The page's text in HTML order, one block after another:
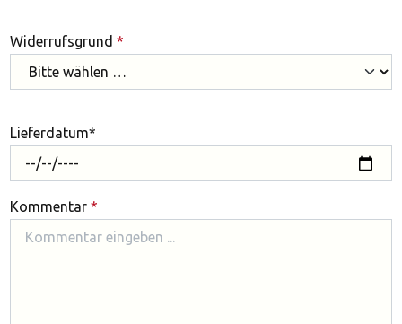
Widerrufsgrund *
Lieferdatum*
Kommentar *